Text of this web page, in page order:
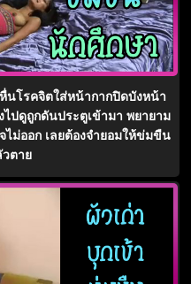
นโรคจิตใส่หน้ากากปิดบังหน้า
ไปดูถูกดันประตูเข้ามา พยายาม
ม่ออก เลยต้องจำยอมให้ข่มขืน
วตาย